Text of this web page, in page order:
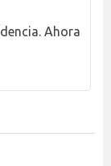
Ahora